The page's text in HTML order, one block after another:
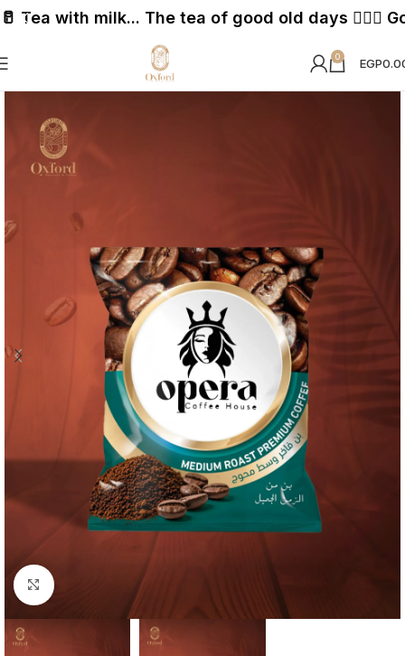
0 EGP
Click to enlarge
🥛 Tea with milk... The tea of ​​good old days